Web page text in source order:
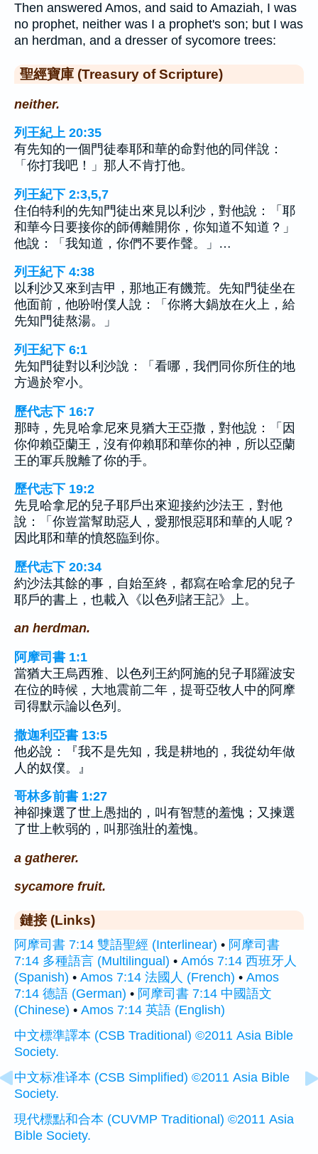
Then answered Amos, and said to Amaziah, I was
no prophet, neither was I a prophet's son; but I was
an herdman, and a dresser of sycomore trees:
聖經寶庫 (Treasury of Scripture)
neither.
列王紀上 20:35
有先知的一個門徒奉耶和華的命對他的同伴說：
「你打我吧！」那人不肯打他。
列王紀下 2:3,5,7
住伯特利的先知門徒出來見以利沙，對他說：「耶
和華今日要接你的師傅離開你，你知道不知道？」
他說：「我知道，你們不要作聲。」…
列王紀下 4:38
以利沙又來到吉甲，那地正有饑荒。先知門徒坐在
他面前，他吩咐僕人說：「你將大鍋放在火上，給
先知門徒熬湯。」
列王紀下 6:1
先知門徒對以利沙說：「看哪，我們同你所住的地
方過於窄小。
歷代志下 16:7
那時，先見哈拿尼來見猶大王亞撒，對他說：「因
你仰賴亞蘭王，沒有仰賴耶和華你的神，所以亞蘭
王的軍兵脫離了你的手。
歷代志下 19:2
先見哈拿尼的兒子耶戶出來迎接約沙法王，對他
說：「你豈當幫助惡人，愛那恨惡耶和華的人呢？
因此耶和華的憤怒臨到你。
歷代志下 20:34
約沙法其餘的事，自始至終，都寫在哈拿尼的兒子
耶戶的書上，也載入《以色列諸王記》上。
an herdman.
阿摩司書 1:1
當猶大王烏西雅、以色列王約阿施的兒子耶羅波安
在位的時候，大地震前二年，提哥亞牧人中的阿摩
司得默示論以色列。
撒迦利亞書 13:5
他必說：『我不是先知，我是耕地的，我從幼年做
人的奴僕。』
哥林多前書 1:27
神卻揀選了世上愚拙的，叫有智慧的羞愧；又揀選
了世上軟弱的，叫那強壯的羞愧。
a gatherer.
sycamore fruit.
鏈接 (Links)
阿摩司書 7:14 雙語聖經 (Interlinear) • 阿摩司書
7:14 多種語言 (Multilingual) • Amós 7:14 西班牙人
(Spanish) • Amos 7:14 法國人 (French) • Amos
7:14 德語 (German) • 阿摩司書 7:14 中國語文
(Chinese) • Amos 7:14 英語 (English)
中文標準譯本 (CSB Traditional) ©2011 Asia Bible
Society.
中文标准译本 (CSB Simplified) ©2011 Asia Bible
Society.
現代標點和合本 (CUVMP Traditional) ©2011 Asia
Bible Society.